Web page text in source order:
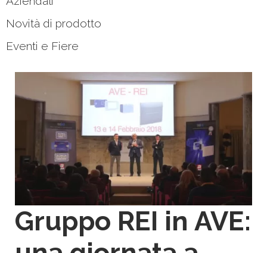
Novità di prodotto
Eventi e Fiere
Gruppo REI in AVE: